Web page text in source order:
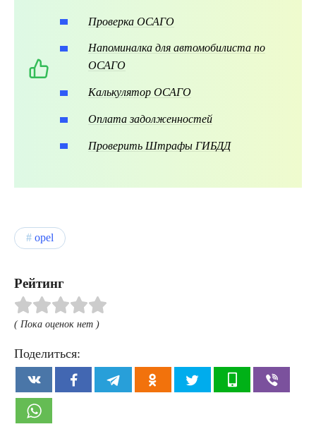
Проверка ОСАГО
Напоминалка для автомобилиста по
ОСАГО
Калькулятор ОСАГО
Оплата задолженностей
Проверить Штрафы ГИБДД
opel
Рейтинг
( Пока оценок нет )
Поделиться: